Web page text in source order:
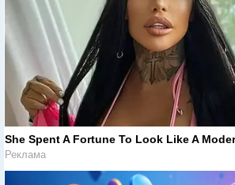
She Spent A Fortune To Look Like A
Реклама